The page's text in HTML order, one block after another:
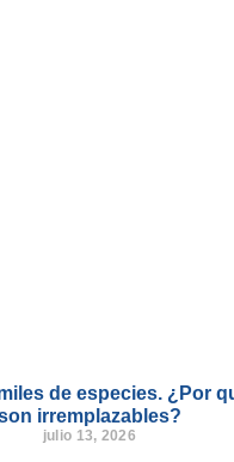
de especies. ¿Por
irremplazables?
julio 13, 2026